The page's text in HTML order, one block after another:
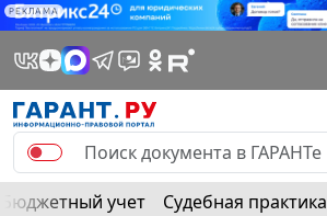
РЕКЛАМА
Бюджетный учет Судебная практика